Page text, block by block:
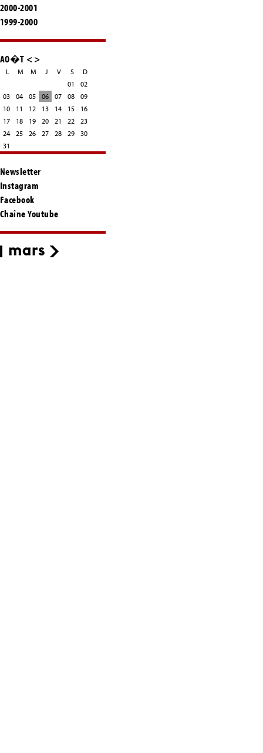
2000-2001
1999-2000
AO�T <>
L M M J V S
D
01
02
03
04 05 06 07 08
09
10
11 12 13 14 15
16
17
18 19 20 21 22
23
24
25 26 27 28 29
30
31
Newsletter
Instagram
Facebook
Chaîne Youtube